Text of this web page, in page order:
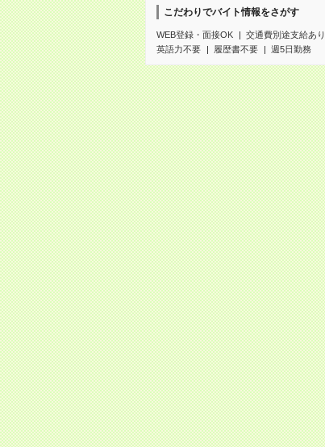
こだわりでバイト情報をさがす
WEB登録・面接OK
交通費別途支給あり
英語力不要
履歴書不要 週5日勤務